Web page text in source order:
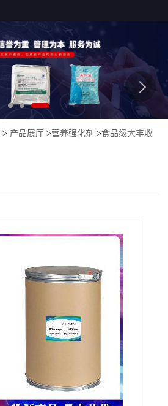
> 产品展厅 >营养强化剂 >食品级大丰收